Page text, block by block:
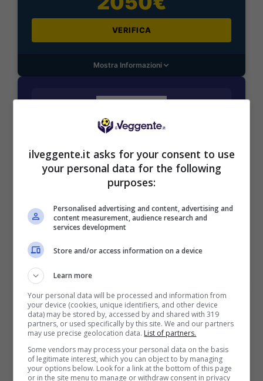
VERIFICA
Mostra Informazioni
Fino a 2050€ bonus scommesse e sport
Per i nuovi utenti della piattaforma: 100% fino a 50€ in
Bonus Scommesse + 100% fino a 2000€ in Bonus
Sport
2050€
SNAI
Bonus Benvenuto Sport: fino a 1.000€
50% sul deposito fino a 50€
ilveggente.it asks for your consent to use
your personal data for the following
purposes:
Personalised advertising and content, advertising and
content measurement, audience research and
services development
Store and/or access information on a device
Learn more
Your personal data will be processed and information from
your device (cookies, unique identifiers, and other device
data) may be stored by, accessed by and shared with 319
partners, or used specifically by this site. We and our partners
may use precise geolocation data. List of partners.
Some vendors may process your personal data on the basis
of legitimate interest, which you can object to by managing
your options below. Look for a link at the bottom of this page
or in the site menu to manage or withdraw consent in privacy